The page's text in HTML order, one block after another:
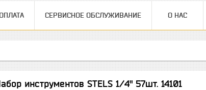
СЕРВИСНОЕ ОБСЛУЖИВАНИЕ О НАС
инструментов STELS 1/4" 57шт. 14101